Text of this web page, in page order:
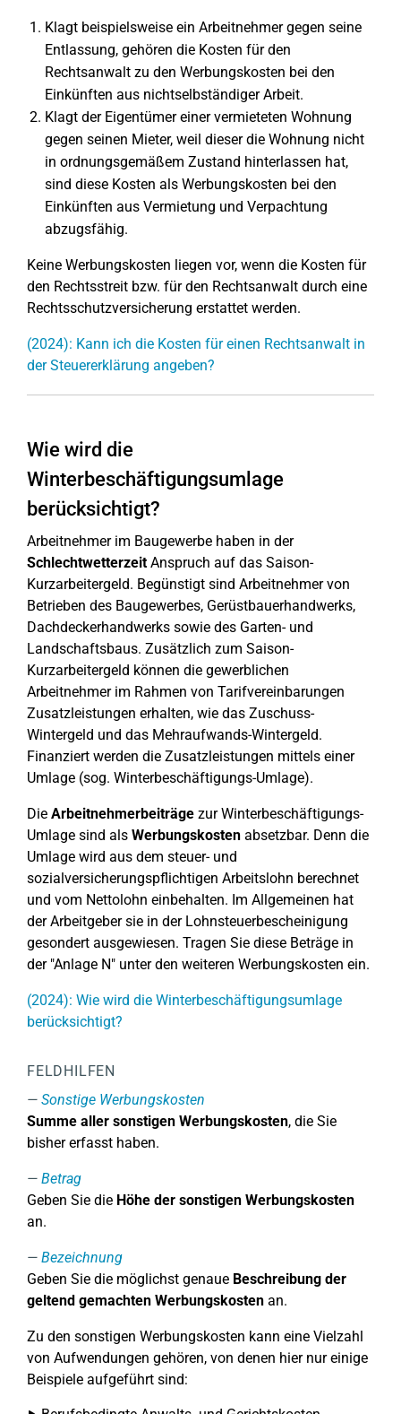
Klagt beispielsweise ein Arbeitnehmer gegen seine
Entlassung, gehören die Kosten für den
Rechtsanwalt zu den Werbungskosten bei den
Einkünften aus nichtselbständiger Arbeit.
Klagt der Eigentümer einer vermieteten Wohnung
gegen seinen Mieter, weil dieser die Wohnung nicht
in ordnungsgemäßem Zustand hinterlassen hat,
sind diese Kosten als Werbungskosten bei den
Einkünften aus Vermietung und Verpachtung
abzugsfähig.
Keine Werbungskosten liegen vor, wenn die Kosten für
den Rechtsstreit bzw. für den Rechtsanwalt durch eine
Rechtsschutzversicherung erstattet werden.
(2024): Kann ich die Kosten für einen Rechtsanwalt in
der Steuererklärung angeben?
Wie wird die
Winterbeschäftigungsumlage
berücksichtigt?
Arbeitnehmer im Baugewerbe haben in der
SchlechtwetterzeitAnspruch auf das Saison-
Kurzarbeitergeld. Begünstigt sind Arbeitnehmer von
Betrieben des Baugewerbes, Gerüstbauerhandwerks,
Dachdeckerhandwerks sowie des Garten- und
Landschaftsbaus. Zusätzlich zum Saison-
Kurzarbeitergeld können die gewerblichen
Arbeitnehmer im Rahmen von Tarifvereinbarungen
Zusatzleistungen erhalten, wie das Zuschuss-
Wintergeld und das Mehraufwands-Wintergeld.
Finanziert werden die Zusatzleistungen mittels einer
Umlage (sog. Winterbeschäftigungs-Umlage).
Die Arbeitnehmerbeiträge zur Winterbeschäftigungs-
Umlage sind als Werbungskosten absetzbar. Denn die
Umlage wird aus dem steuer- und
sozialversicherungspflichtigen Arbeitslohn berechnet
und vom Nettolohn einbehalten. Im Allgemeinen hat
der Arbeitgeber sie in der Lohnsteuerbescheinigung
gesondert ausgewiesen. Tragen Sie diese Beträge in
der "Anlage N" unter den weiteren Werbungskosten ein.
(2024): Wie wird die Winterbeschäftigungsumlage
berücksichtigt?
FELDHILFEN
Sonstige Werbungskosten
Summe aller sonstigen Werbungskosten, die Sie
bisher erfasst haben.
Betrag
Geben Sie die Höhe der sonstigen Werbungskosten
an.
Bezeichnung
Geben Sie die möglichst genaue Beschreibung der
geltend gemachten Werbungskosten an.
Zu den sonstigen Werbungskosten kann eine Vielzahl
von Aufwendungen gehören, von denen hier nur einige
Beispiele aufgeführt sind: